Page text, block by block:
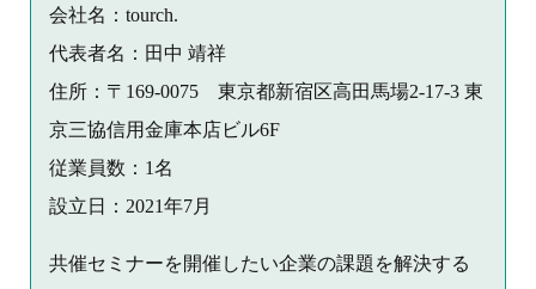
会社名：tourch.
代表者名：田中 靖祥
住所：〒169-0075 東京都新宿区高田馬場2-17-3 東
京三協信用金庫本店ビル6F
従業員数：1名
設立日：2021年7月
共催セミナーを開催したい企業の課題を解決する